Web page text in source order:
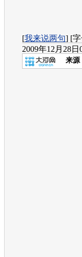
[我来说两句] [字
2009年12月28日
来源